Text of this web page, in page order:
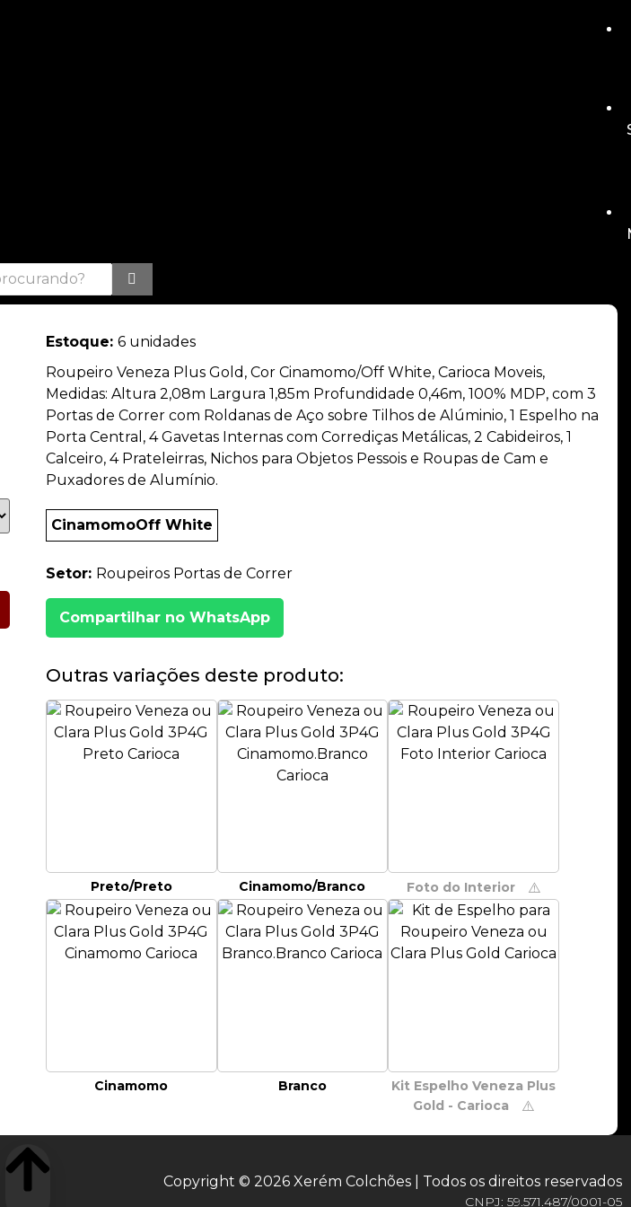
Estoque: 6 unidades
Roupeiro Veneza Plus Gold, Cor Cinamomo/Off White, Carioca Moveis,
Medidas: Altura 2,08m Largura 1,85m Profundidade 0,46m, 100% MDP, com 3
Portas de Correr com Roldanas de Aço sobre Tilhos de Alúminio, 1 Espelho na
Porta Central, 4 Gavetas Internas com Corrediças Metálicas, 2 Cabideiros, 1
Calceiro, 4 Prateleirras, Nichos para Objetos Pessois e Roupas de Cam e
Puxadores de Alumínio.
CinamomoOff White
Setor: Roupeiros Portas de Correr
Compartilhar no WhatsApp
Outras variações deste produto:
Preto/Preto Cinamomo/Branco Foto do Interior ⚠️
Cinamomo Branco
Kit Espelho Veneza Plus
Gold - Carioca
⚠️
Copyright © 2026 Xerém Colchões | Todos os direitos reservados
CNPJ: 59.571.487/0001-05